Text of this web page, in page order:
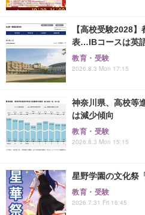
【高校受験2028
表…IBコースは英
教育・受験
2026.8.3 Mon 17:15
神奈川県、高校等
は減少傾向
教育・受験
2026.8.3 Mon 15:15
星野学園の文化祭
教育・受験
2026.7.31 Fri 16:45